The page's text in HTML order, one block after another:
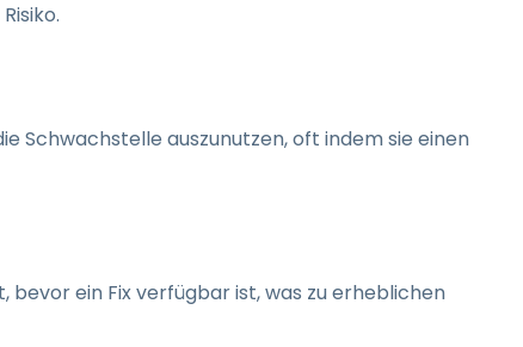
Schwachstelle auszunutzen, oft indem sie einen
ein Fix verfügbar ist, was zu erheblichen